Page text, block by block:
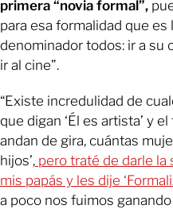
primera “novia formal”,
para esa formalidad que
denominador todos: ir a su
ir al cine”.
“Existe incredulidad de
que digan ‘Él es artista’ y
andan de gira, cuántas
hijos’, pero traté de darle la
mis papás y les dije
a poco nos fuimos